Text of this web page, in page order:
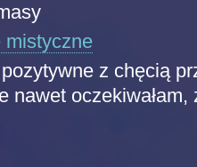
mistyczne
z chęcią
nawet